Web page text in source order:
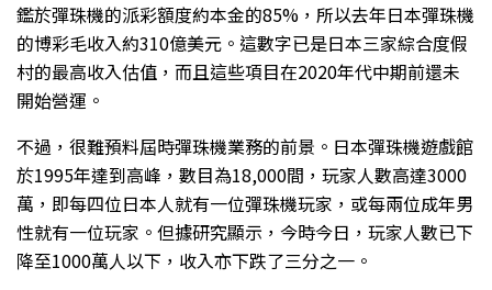
鑑於彈珠機的派彩額度約本金的85%，所以去年日本彈珠機
的博彩毛收入約310億美元。這數字已是日本三家綜合度假
村的最高收入估值，而且這些項目在2020年代中期前還未
開始營運。
不過，很難預料屆時彈珠機業務的前景。日本彈珠機遊戲館
於1995年達到高峰，數目為18,000間，玩家人數高達3000
萬，即每四位日本人就有一位彈珠機玩家，或每兩位成年男
性就有一位玩家。但據研究顯示，今時今日，玩家人數已下
降至1000萬人以下，收入亦下跌了三分之一。